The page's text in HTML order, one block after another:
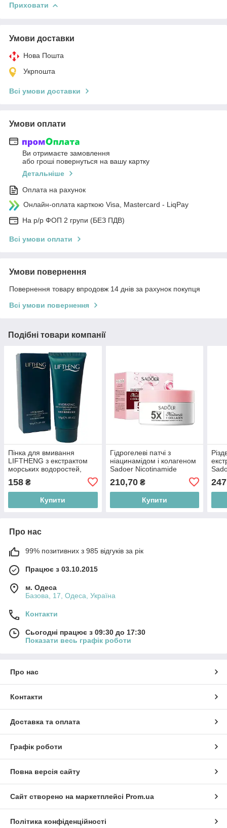
Приховати
Умови доставки
Нова Пошта
Укрпошта
Всі умови доставки
Умови оплати
Ви отримаєте замовлення
або гроші повернуться на вашу картку
Детальніше
Оплата на рахунок
Онлайн-оплата карткою Visa, Mastercard - LiqPay
На р/р ФОП 2 групи (БЕЗ ПДВ)
Всі умови оплати
Умови повернення
Повернення товару впродовж 14 днів за рахунок покупця
Всі умови повернення
Подібні товари компанії
Пінка для вмивання
LIFTHENG з екстрактом
морських водоростей,
158 ₴
Купити
Гідрогелеві патчі з
ніацинамідом і колагеном
Sadoer Nicotinamide
210,70₴
Купити
247
Про нас
99% позитивних з 985 відгуків за рік
Працює з 03.10.2015
м. Одеса
Базова, 17, Одеса, Україна
Контакти
Сьогодні працює з 09:30 до 17:30
Показати весь графік роботи
Про нас
Контакти
Доставка та оплата
Графік роботи
Повна версія сайту
Сайт створено на маркетплейсі Prom.ua
Політика конфіденційності